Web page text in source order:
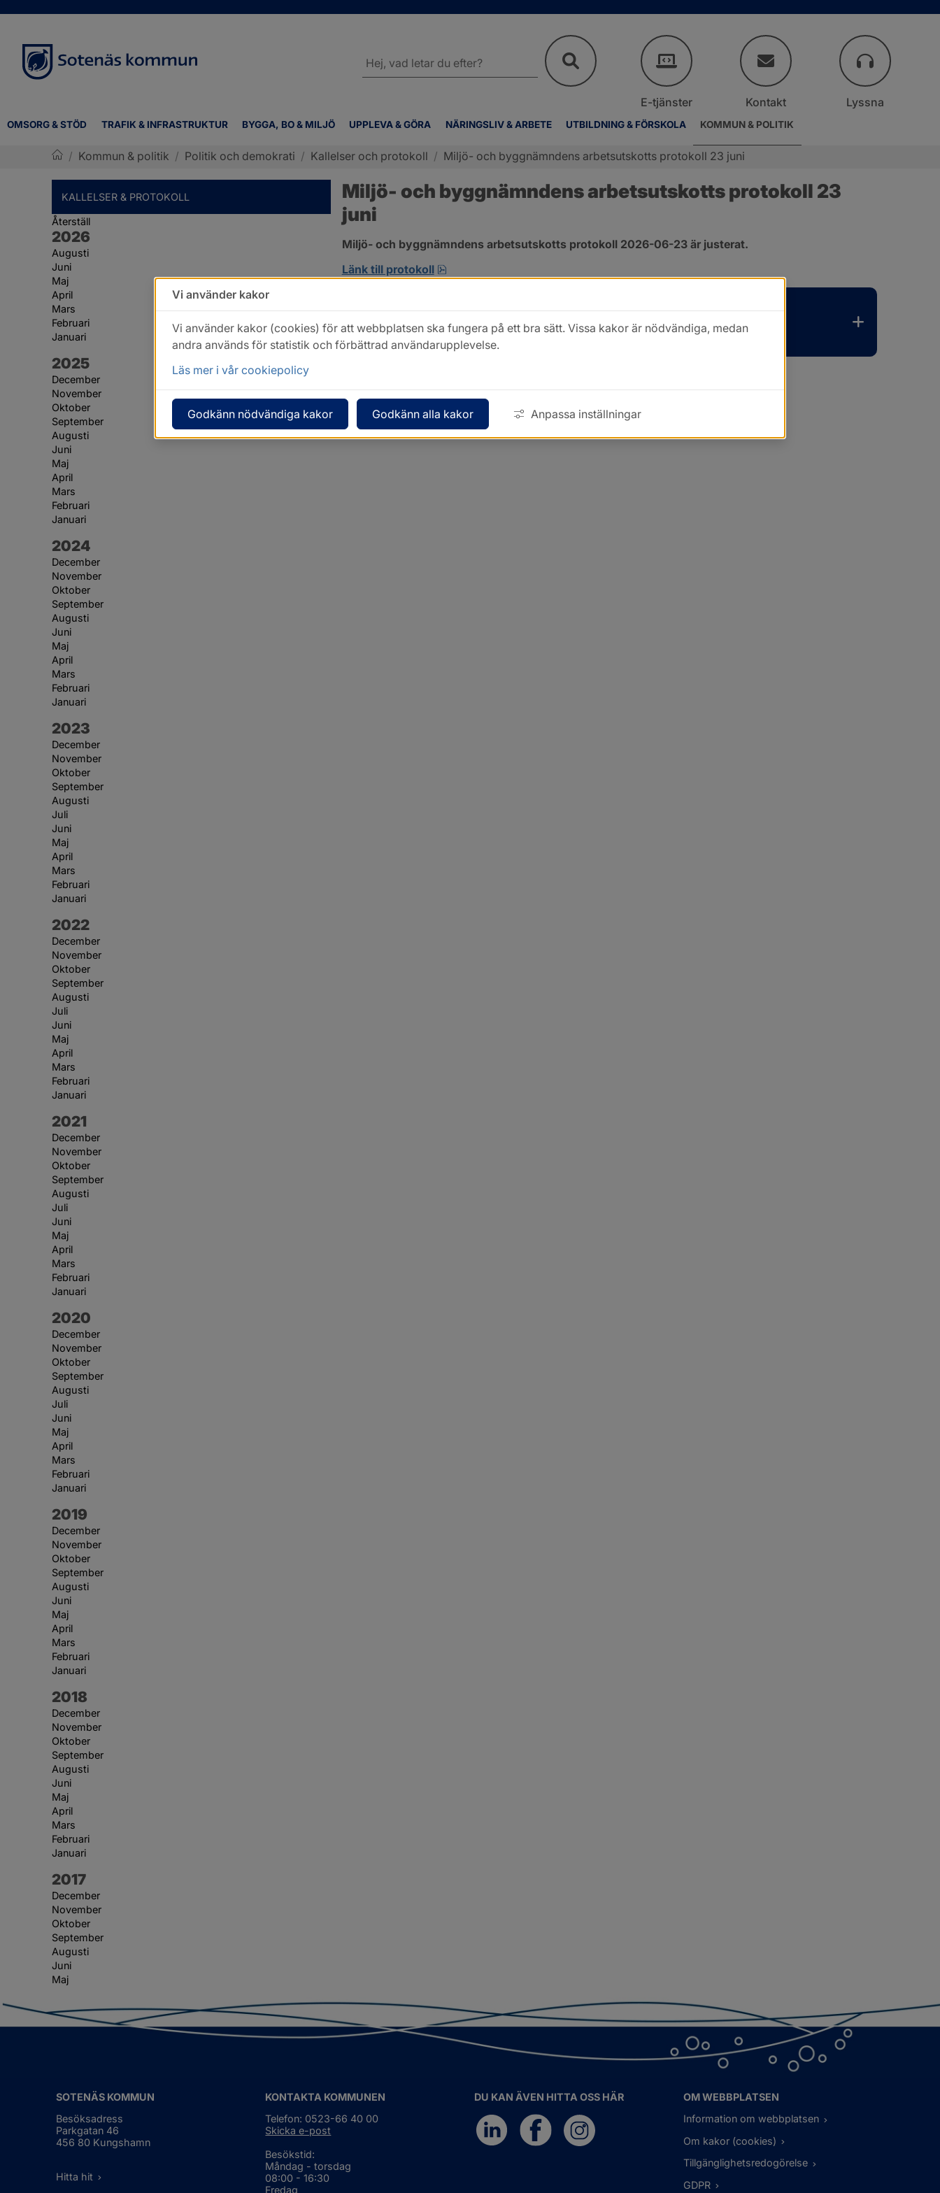
OMSORG & STÖD TRAFIK & INFRASTRUKTUR BYGGA, BO & MILJÖ UPPLEVA & GÖRA NÄRINGSLIV & ARBETE UTBILDNING & FÖRSKOLA KOMMUN & POLITIK
webbplatsen
E-tjänster Kontakt Lyssna
/ Kommun & politik / Politik och demokrati / Kallelser och protokoll / Miljö- och byggnämndens arbetsutskotts protokoll 23 juni
KALLELSER & PROTOKOLL
Återställ
År:
2026
Augusti
Juni
Maj
April
Mars
Februari
Januari
År:
2025
December
November
Oktober
September
Augusti
Juni
Maj
April
Mars
Februari
Januari
År:
2024
December
November
Oktober
September
Augusti
Juni
Maj
April
Mars
Februari
Januari
År:
2023
December
November
Oktober
September
Augusti
Juli
Juni
Maj
April
Mars
Februari
Januari
År:
2022
December
November
Oktober
September
Augusti
Juli
Juni
Maj
April
Mars
Februari
Januari
År:
2021
December
November
Oktober
September
Augusti
Juli
Juni
Maj
April
Mars
Februari
Januari
År:
2020
December
November
Oktober
September
Augusti
Juli
Juni
Maj
April
Mars
Februari
Januari
År:
2019
December
November
Oktober
September
Augusti
Juni
Maj
April
Mars
Februari
Januari
År:
2018
December
November
Oktober
September
Augusti
Juni
Maj
April
Mars
Februari
Januari
År:
2017
December
November
Oktober
September
Augusti
Juni
Maj
Miljö- och byggnämndens arbetsutskotts protokoll 23
juni
Miljö- och byggnämndens arbetsutskotts protokoll 2026-06-23 är justerat.
Länk till protokoll
pdf, 692.2 kB, öppnas i nytt fönster.
Kontakt
SOTENÄS KOMMUN
Besöksadress
Parkgatan 46
456 80 Kungshamn
Hitta hit
KONTAKTA KOMMUNEN
Telefon: 0523-66 40 00
Skicka e-post
Besökstid:
Måndag - torsdag
08:00 - 16:30
Fredag
DU KAN ÄVEN HITTA OSS HÄR
OM WEBBPLATSEN
Information om webbplatsen
Om kakor (cookies)
Tillgänglighetsredogörelse
GDPR
Vi använder kakor
Vi använder kakor (cookies) för att webbplatsen ska fungera på ett bra sätt. Vissa kakor är nödvändiga, medan
andra används för statistik och förbättrad användarupplevelse.
Läs mer i vår cookiepolicy
Godkänn nödvändiga kakor Godkänn alla kakor Anpassa inställningar